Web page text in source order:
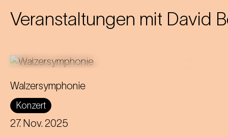
Veranstaltungen mit David
Walzersymphonie
Konzert
27. Nov. 2025
KI-Forschung trifft auf Klassik: junge
Komponist*innen kreieren mit einem
KI-Kompositionssystem eine neue